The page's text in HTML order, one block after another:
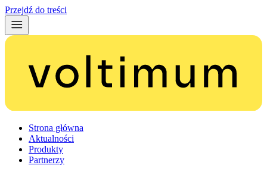
Przejdź do treści
Strona główna
Aktualności
Produkty
Partnerzy